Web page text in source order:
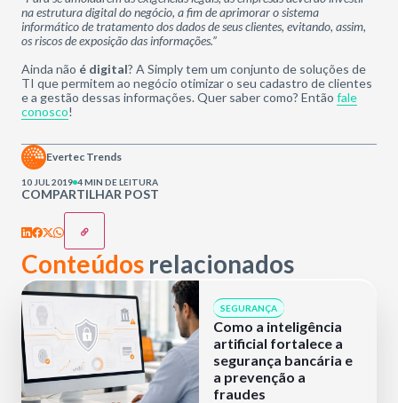
na estrutura digital do negócio, a fim de aprimorar o sistema
informático de tratamento dos dados de seus clientes, evitando, assim,
os riscos de exposição das informações.”
Ainda não é digital? A Simply tem um conjunto de soluções de
TI que permitem ao negócio otimizar o seu cadastro de clientes
e a gestão dessas informações. Quer saber como? Então fale
conosco!
COMPARTILHAR POST
Evertec Trends
10 JUL 2019 4 MIN DE LEITURA
Conteúdos relacionados
SEGURANÇA
Como a inteligência
artificial fortalece a
segurança bancária e
a prevenção a
fraudes